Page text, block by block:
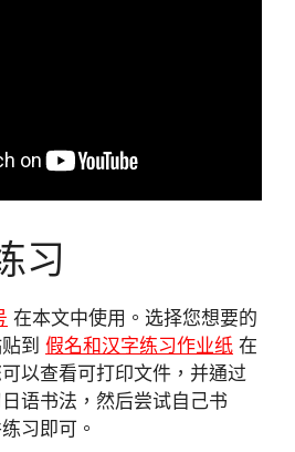
习
在本文中使用。选择您想要的
到 假名和汉字练习作业纸 在
以查看可打印文件，并通过
语书法，然后尝试自己书
习即可。